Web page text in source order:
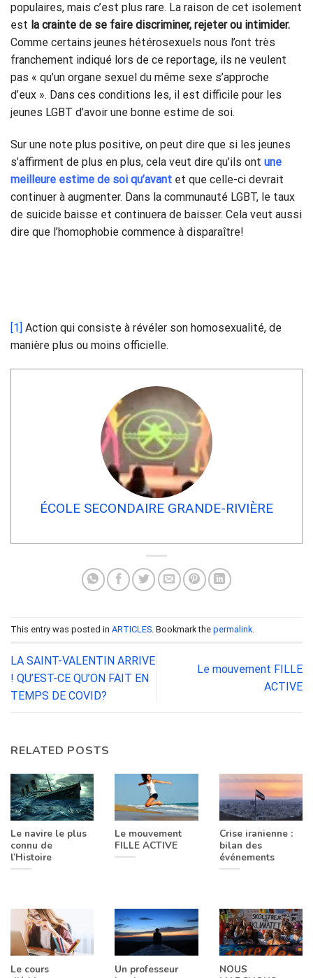
populaires, mais c’est plus rare. La raison de cet isolement
est la crainte de se faire discriminer, rejeter ou intimider.
Comme certains jeunes hétérosexuels nous l’ont très
franchement indiqué lors de ce reportage, ils ne veulent
pas « qu’un organe sexuel du même sexe s’approche
d’eux ». Dans ces conditions les, il est difficile pour les
jeunes LGBT d’avoir une bonne estime de soi.
Sur une note plus positive, on peut dire que si les jeunes
s’affirment de plus en plus, cela veut dire qu’ils ont une
meilleure estime de soi qu’avant et que celle-ci devrait
continuer à augmenter. Dans la communauté LGBT, le taux
de suicide baisse et continuera de baisser. Cela veut aussi
dire que l’homophobie commence à disparaître!
[1] Action qui consiste à révéler son homosexualité, de
manière plus ou moins officielle.
ÉCOLE SECONDAIRE GRANDE-RIVIÈRE
This entry was posted in ARTICLES . Bookmark the permalink
LA SAINT-VALENTIN ARRIVE
! QU’EST-CE QU’ON FAIT EN
TEMPS DE COVID?
Le mouvement FILLE
ACTIVE
RELATED POSTS
Le navire le plus
connu de
l’Histoire
Le mouvement
FILLE ACTIVE
Crise iranienne :
bilan des
événements
Le cours
Un professeur
NOUS